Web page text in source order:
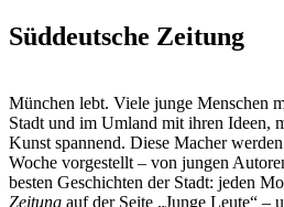
bis
Freitag
mit
Meryem“
Süddeutsche Zeitung
München lebt. Viele junge Menschen
Stadt und im Umland mit ihren Ideen,
Kunst spannend. Diese Macher
Woche vorgestellt – von jungen
besten Geschichten der Stadt: jeden
Zeitung auf der Seite „Junge Leute“ –